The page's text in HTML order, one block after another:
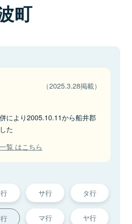
町
（2025.3.28掲載）
により2005.10.11から船井郡
た
覧 はこちら
サ行 タ行
マ行 ヤ行